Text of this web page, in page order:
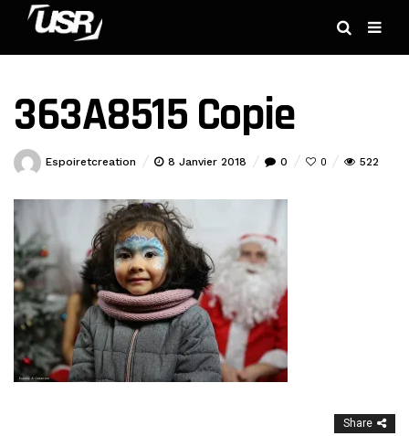
363A8515 Copie
Espoiretcreation 8 Janvier 2018 0 0 522
Share